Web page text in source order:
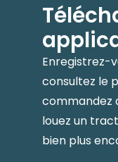
Enregistrez-
consultez le
commandez
louez un
bien plus